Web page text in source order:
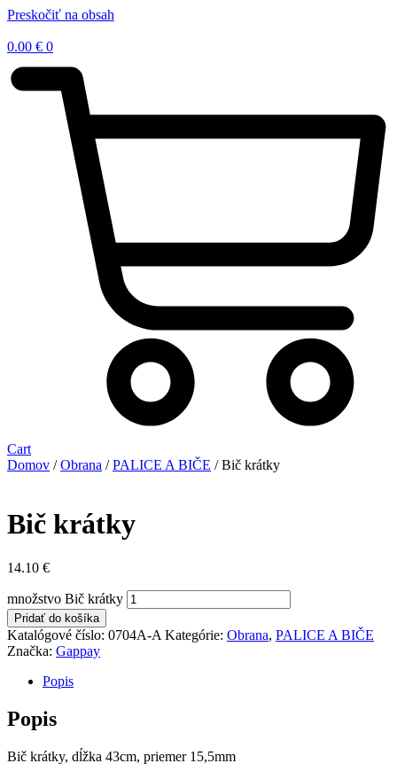
Preskočiť na obsah
0.00 € 0
Cart
Domov /Obrana /PALICE A BIČE / Bič krátky
Bič krátky
14.10 €
množstvo Bič krátky
Pridať do košíka
Katalógové číslo: 0704A-A Kategórie: Obrana, PALICE A BIČE
Značka: Gappay
Popis
Popis
Bič krátky, dĺžka 43cm, priemer 15,5mm